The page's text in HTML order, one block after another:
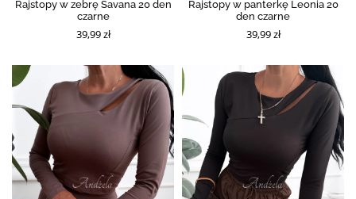
Rajstopy w zebrę Savana 20 den
czarne
39,99 zł
Rajstopy w panterkę Leonia 20
den czarne
39,99 zł